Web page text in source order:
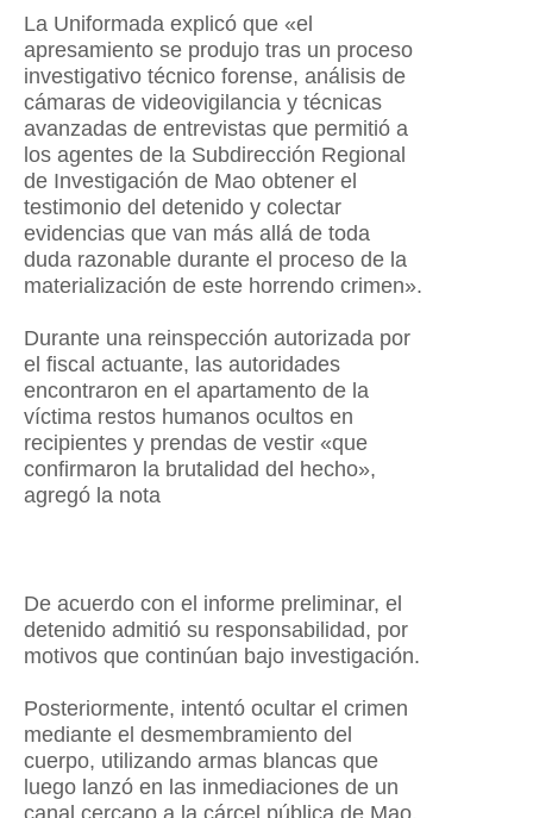
La Uniformada explicó que «el
apresamiento se produjo tras un proceso
investigativo técnico forense, análisis de
cámaras de videovigilancia y técnicas
avanzadas de entrevistas que permitió a
los agentes de la Subdirección Regional
de Investigación de Mao obtener el
testimonio del detenido y colectar
evidencias que van más allá de toda
duda razonable durante el proceso de la
materialización de este horrendo crimen».
Durante una reinspección autorizada por
el fiscal actuante, las autoridades
encontraron en el apartamento de la
víctima restos humanos ocultos en
recipientes y prendas de vestir «que
confirmaron la brutalidad del hecho»,
agregó la nota
De acuerdo con el informe preliminar, el
detenido admitió su responsabilidad, por
motivos que continúan bajo investigación.
Posteriormente, intentó ocultar el crimen
mediante el desmembramiento del
cuerpo, utilizando armas blancas que
luego lanzó en las inmediaciones de un